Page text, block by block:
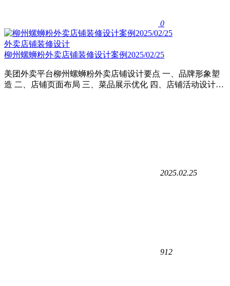
0
外卖店铺装修设计
柳州螺蛳粉外卖店铺装修设计案例2025/02/25
美团外卖平台柳州螺蛳粉外卖店铺设计要点 一、品牌形象塑
造 二、店铺页面布局 三、菜品展示优化 四、店铺活动设计…
2025.02.25
912